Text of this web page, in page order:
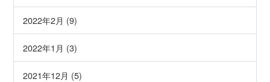
2022年2月 (9)
2022年1月 (3)
2021年12月 (5)